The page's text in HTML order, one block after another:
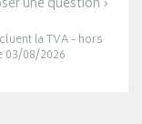
la TVA - hors
03/08/2026